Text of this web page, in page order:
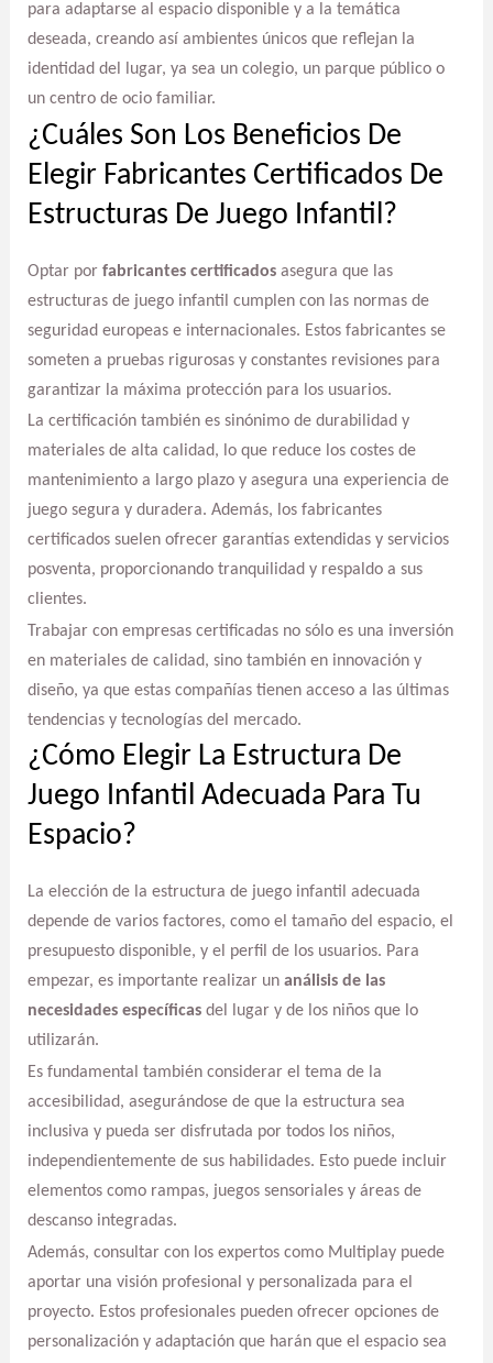
para adaptarse al espacio disponible y a la temática
deseada, creando así ambientes únicos que reflejan la
identidad del lugar, ya sea un colegio, un parque público o
un centro de ocio familiar.
¿Cuáles Son Los Beneficios De
Elegir Fabricantes Certificados De
Estructuras De Juego Infantil?
Optar por fabricantes certificadosasegura que las
estructuras de juego infantil cumplen con las normas de
seguridad europeas e internacionales. Estos fabricantes se
someten a pruebas rigurosas y constantes revisiones para
garantizar la máxima protección para los usuarios.
La certificación también es sinónimo de durabilidad y
materiales de alta calidad, lo que reduce los costes de
mantenimiento a largo plazo y asegura una experiencia de
juego segura y duradera. Además, los fabricantes
certificados suelen ofrecer garantías extendidas y servicios
posventa, proporcionando tranquilidad y respaldo a sus
clientes.
Trabajar con empresas certificadas no sólo es una inversión
en materiales de calidad, sino también en innovación y
diseño, ya que estas compañías tienen acceso a las últimas
tendencias y tecnologías del mercado.
¿Cómo Elegir La Estructura De
Juego Infantil Adecuada Para Tu
Espacio?
La elección de la estructura de juego infantil adecuada
depende de varios factores, como el tamaño del espacio, el
presupuesto disponible, y el perfil de los usuarios. Para
empezar, es importante realizar un análisis de las
necesidades específicasdel lugar y de los niños que lo
utilizarán.
Es fundamental también considerar el tema de la
accesibilidad, asegurándose de que la estructura sea
inclusiva y pueda ser disfrutada por todos los niños,
independientemente de sus habilidades. Esto puede incluir
elementos como rampas, juegos sensoriales y áreas de
descanso integradas.
Además, consultar con los expertos como Multiplay puede
aportar una visión profesional y personalizada para el
proyecto. Estos profesionales pueden ofrecer opciones de
personalización y adaptación que harán que el espacio sea